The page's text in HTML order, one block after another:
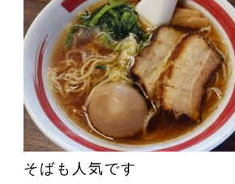
そばも人気です